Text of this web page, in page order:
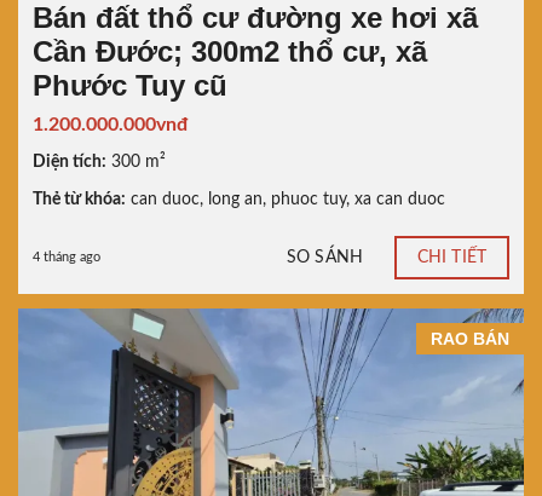
Bán đất thổ cư đường xe hơi xã
Cần Đước; 300m2 thổ cư, xã
Phước Tuy cũ
1.200.000.000vnđ
Diện tích: 300 m²
Thẻ từ khóa: can duoc, long an, phuoc tuy, xa can duoc
4 tháng ago SO SÁNH CHI TIẾT
RAO BÁN